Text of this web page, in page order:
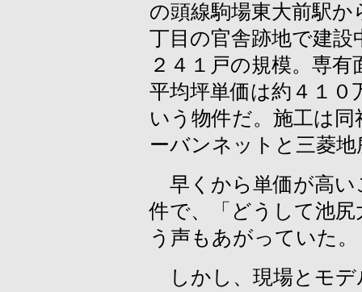
の頭線駒場東大前駅か
丁目の官舎跡地で建設
２４１戸の規模。専
平均坪単価は約４１
いう物件だ。施工は
ーバンネットと三菱地
早くから単価が高い
件で、「どうして池
う声もあがっていた。
しかし、現場とモデ